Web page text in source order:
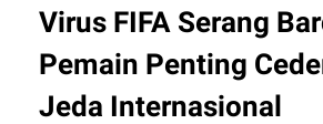
Virus FIFA Serang
Pemain Penting
Jeda Internasional